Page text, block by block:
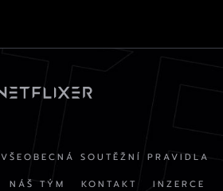
VŠEOBECNÁ SOUTĚŽNÍ PRAVIDLA
NÁŠ TÝM KONTAKT INZERCE